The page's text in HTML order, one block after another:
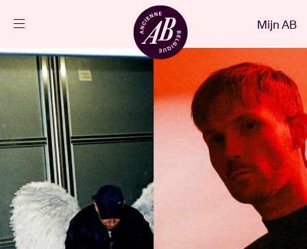
Agenda
Projecten
Nieuws
Bezoekersinfo
Mijn AB